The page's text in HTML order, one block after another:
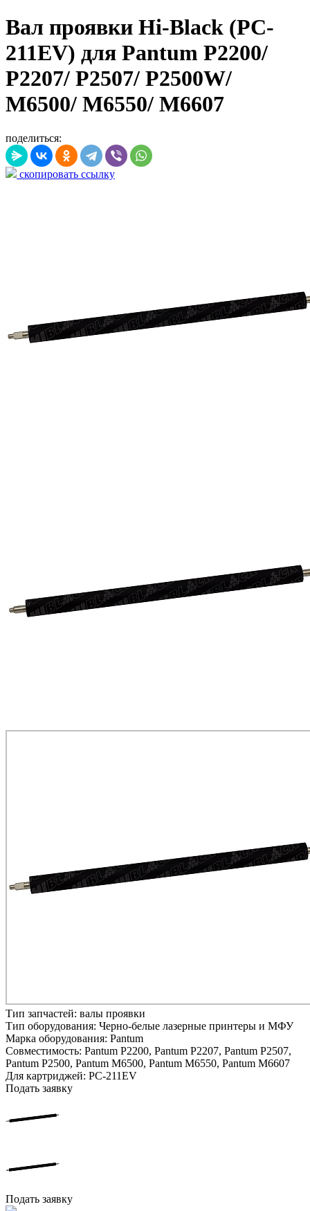
Вал проявки Hi-Black (PC-
211EV) для Pantum P2200/
P2207/ P2507/ P2500W/
M6500/ M6550/ M6607
поделиться:
скопировать ссылку
Тип запчастей: валы проявки
Тип оборудования: Черно-белые лазерные принтеры и МФУ
Марка оборудования: Pantum
Совместимость: Pantum P2200, Pantum P2207, Pantum P2507,
Pantum P2500, Pantum M6500, Pantum M6550, Pantum M6607
Для картриджей: PC-211EV
Подать заявку
Подать заявку